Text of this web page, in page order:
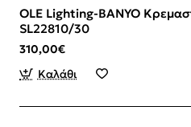
OLE Lighting-BANYO
SL22810/30
310,00€
Καλάθι